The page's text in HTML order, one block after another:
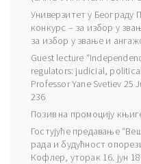
Универзитет у Београду
конкурс – за избор у
за избор у звање и
Guest lecture
regulators: judicial,
Professor Yane Svetiev 25
236
Позив на промоцију
Гостујуће предавање
рада и будућност
Кофлер, уторак 16. јун